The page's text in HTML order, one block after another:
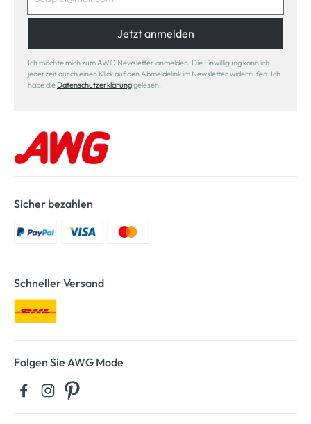
Jetzt anmelden
Ich möchte mich zum AWG Newsletter anmelden. Die Einwilligung kann ich
jederzeit durch einen Klick auf den Abmeldelink im Newsletter widerrufen. Ich
habe die Datenschutzerklärunggelesen.
Sicher bezahlen
Schneller Versand
Folgen Sie AWG Mode